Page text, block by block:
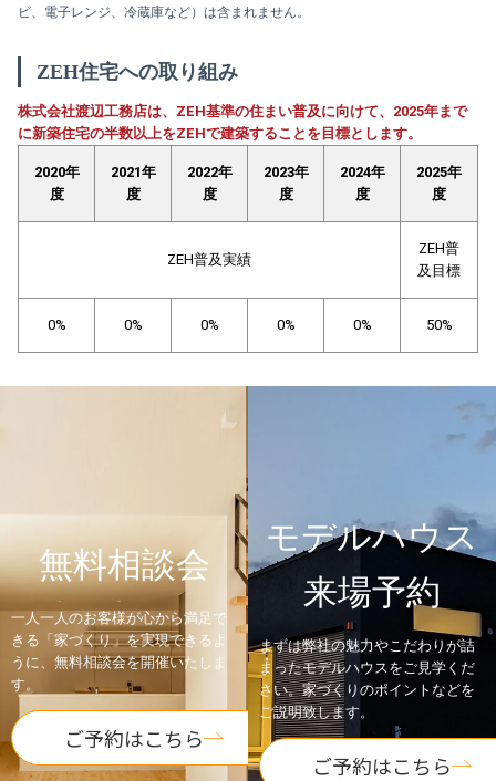
ビ、電子レンジ、冷蔵庫など）は含まれません。
ZEH住宅への取り組み
株式会社渡辺工務店は、ZEH基準の住まい普及に向けて、2025年まで
に新築住宅の半数以上をZEHで建築することを目標とします。
2020年
度
2021年
度
2022年
度
2023年
度
2024年
度
2025年
度
ZEH普及実績
ZEH普
及目標
0% 0% 0% 0% 0% 50%
無料相談会
一人一人のお客様が心から満足で
きる「家づくり」を実現できるよ
うに、無料相談会を開催いたしま
す。
ご予約はこちら
モデルハウス
来場予約
まずは弊社の魅力やこだわりが詰
まったモデルハウスをご見学くだ
さい。家づくりのポイントなどを
ご説明致します。
ご予約はこちら